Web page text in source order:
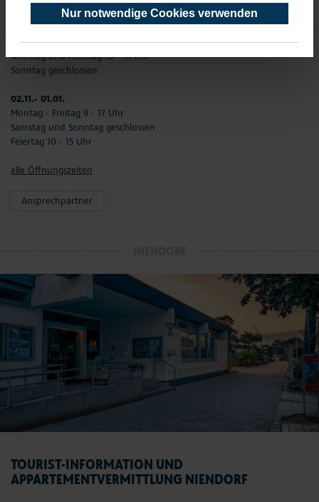
Nur notwendige Cookies verwenden
01.04. - 01.11.
Montag - Freitag 9 - 17 Uhr
Samstag und Feiertag 10 - 15 Uhr
Sonntag geschlossen
02.11.- 01.01.
Montag - Freitag 9 - 17 Uhr
Samstag und Sonntag geschlossen
Feiertag 10 - 15 Uhr
alle Öffnungszeiten
Ansprechpartner
TOURIST-INFORMATION UND
APPARTEMENTVERMITTLUNG NIENDORF